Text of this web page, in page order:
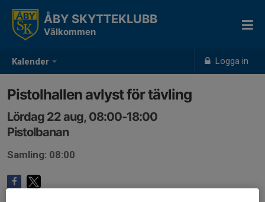
Kalender Logga in
ÅBY SKYTTEKLUBB
Välkommen
Pistolhallen avlyst för tävling
Lördag 22 aug, 08:00-18:00
Pistolbanan
Samling: 08:00